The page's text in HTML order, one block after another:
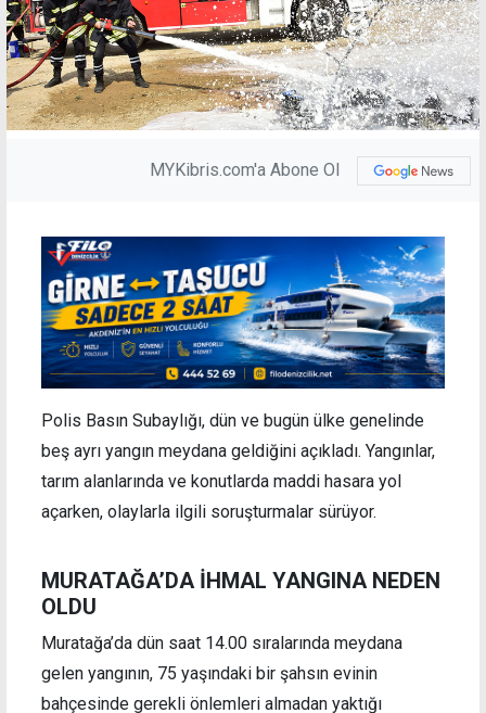
MYKibris.com'a Abone Ol
Polis Basın Subaylığı, dün ve bugün ülke genelinde
beş ayrı yangın meydana geldiğini açıkladı. Yangınlar,
tarım alanlarında ve konutlarda maddi hasara yol
açarken, olaylarla ilgili soruşturmalar sürüyor.
MURATAĞA’DA İHMAL YANGINA NEDEN
OLDU
Muratağa’da dün saat 14.00 sıralarında meydana
gelen yangının, 75 yaşındaki bir şahsın evinin
bahçesinde gerekli önlemleri almadan yaktığı